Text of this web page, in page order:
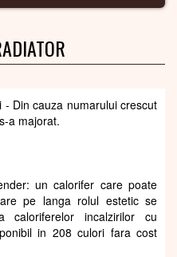
Din cauza numarului crescut
a majorat.
un calorifer care poate
pe langa rolul estetic se
caloriferelor incalzirilor cu
in 208 culori fara cost